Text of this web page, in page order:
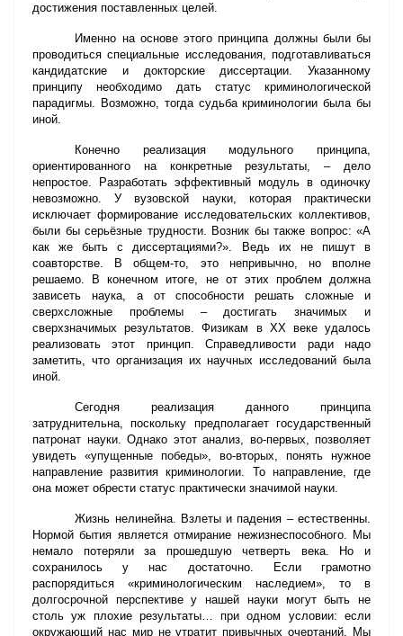
достижения поставленных целей.
Именно на основе этого принципа должны были бы
проводиться специальные исследования, подготавливаться
кандидатские и докторские диссертации. Указанному
принципу необходимо дать статус криминологической
парадигмы. Возможно, тогда судьба криминологии была бы
иной.
Конечно реализация модульного принципа,
ориентированного на конкретные результаты, – дело
непростое. Разработать эффективный модуль в одиночку
невозможно. У вузовской науки, которая практически
исключает формирование исследовательских коллективов,
были бы серьёзные трудности. Возник бы также вопрос: «А
как же быть с диссертациями?». Ведь их не пишут в
соавторстве. В общем-то, это непривычно, но вполне
решаемо. В конечном итоге, не от этих проблем должна
зависеть наука, а от способности решать сложные и
сверхсложные проблемы – достигать значимых и
сверхзначимых результатов. Физикам в ХХ веке удалось
реализовать этот принцип. Справедливости ради надо
заметить, что организация их научных исследований была
иной.
Сегодня реализация данного принципа
затруднительна, поскольку предполагает государственный
патронат науки. Однако этот анализ, во-первых, позволяет
увидеть «упущенные победы», во-вторых, понять нужное
направление развития криминологии. То направление, где
она может обрести статус практически значимой науки.
Жизнь нелинейна. Взлеты и падения – естественны.
Нормой бытия является отмирание нежизнеспособного. Мы
немало потеряли за прошедшую четверть века. Но и
сохранилось у нас достаточно. Если грамотно
распорядиться «криминологическим наследием», то в
долгосрочной перспективе у нашей науки могут быть не
столь уж плохие результаты… при одном условии: если
окружающий нас мир не утратит привычных очертаний. Мы